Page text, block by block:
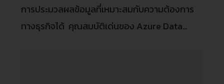
การประมวลผลข้อมูลที่เหมาะสมกับความต้องการ
ทางธุรกิจได้ คุณสมบัติเด่นของ Azure Data…